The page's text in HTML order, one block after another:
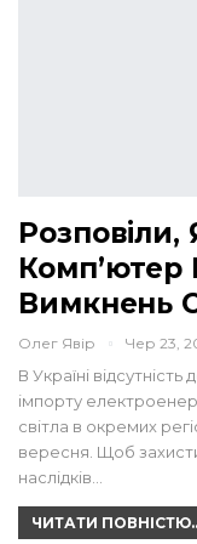
Розповіли,
Комп’ютер
Вимкнень
Олег Явір Чер 23,
В Україні
імпорту
світла в окремих
вересня. Щоб
наслідків…
ЧИТАТИ